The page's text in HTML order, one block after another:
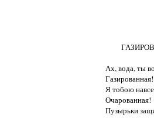
Ах, вода, ты
Газированная!
Я тобою
Очарованная!
Пузырьки